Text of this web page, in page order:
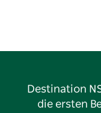
Destination
die ersten